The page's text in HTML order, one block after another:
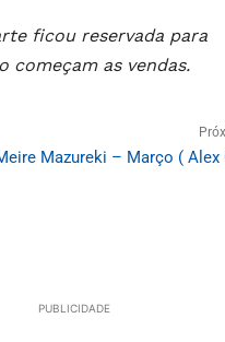
ficou reservada para
começam as vendas.
Mazureki – Março ( Alex
PUBLICIDADE